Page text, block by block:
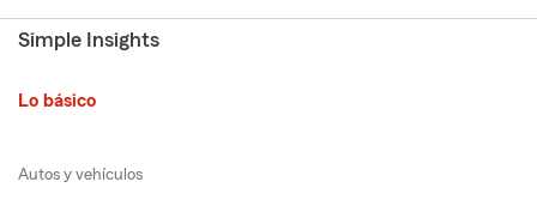
Simple Insights
Lo básico
Autos y vehículos